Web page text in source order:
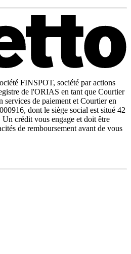
FINSPOT, société par actions
de l'ORIAS en tant que Courtier
services de paiement et Courtier en
dont le siège social est situé 42
crédit vous engage et doit être
de remboursement avant de vous